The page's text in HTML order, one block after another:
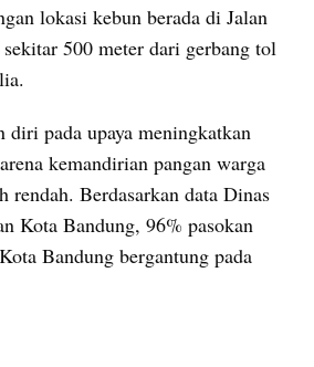
lokasi kebun berada di Jalan
500 meter dari gerbang tol
diri pada upaya meningkatkan
kemandirian pangan warga
rendah. Berdasarkan data Dinas
Kota Bandung, 96% pasokan
Bandung bergantung pada